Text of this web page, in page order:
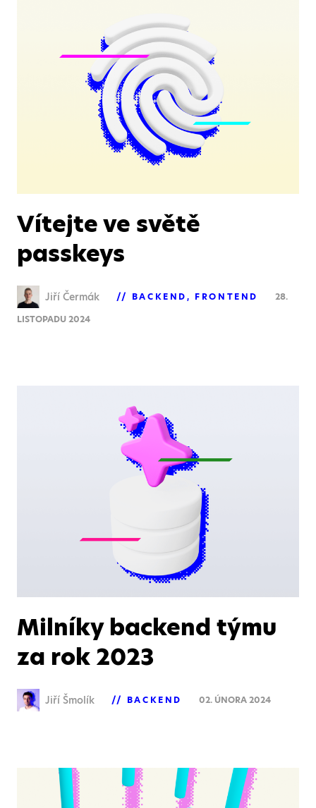
Vítejte ve světě
passkeys
Jiří Čermák BACKEND FRONTEND
28.
LISTOPADU 2024
Milníky backend týmu
za rok 2023
Jiří Šmolík BACKEND 02. ÚNORA 2024